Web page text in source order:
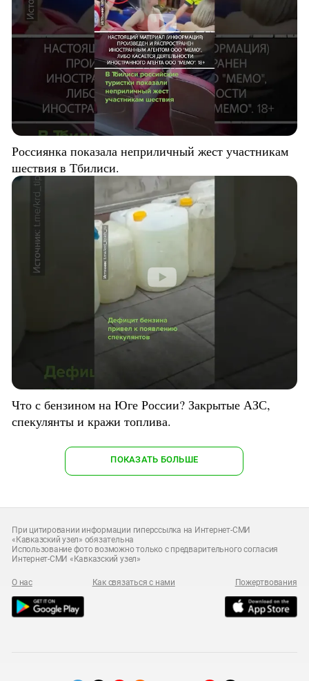
Россиянка показала неприличный жест участникам
шествия в Тбилиси.
Что с бензином на Юге России? Закрытые АЗС,
спекулянты и кражи топлива.
ПОКАЗАТЬ БОЛЬШЕ
При цитировании информации гиперссылка на Интернет-СМИ
«Кавказский узел» обязательна
Использование фото возможно только с предварительного согласия
Интернет-СМИ «Кавказский узел»
О нас Как связаться с нами Пожертвования